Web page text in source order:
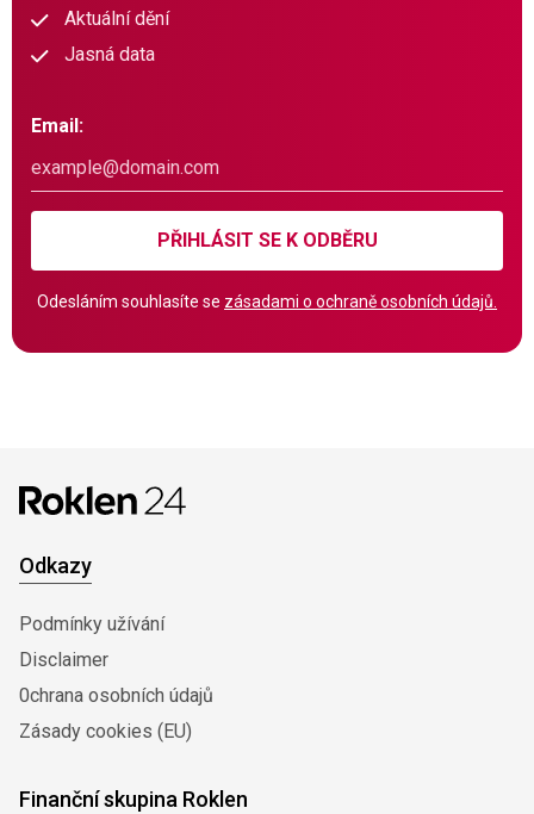
Aktuální dění
Jasná data
Email:
PŘIHLÁSIT SE K ODBĚRU
Odesláním souhlasíte se zásadami o ochraně osobních údajů.
Odkazy
Podmínky užívání
Disclaimer
0chrana osobních údajů
Zásady cookies (EU)
Finanční skupina Roklen